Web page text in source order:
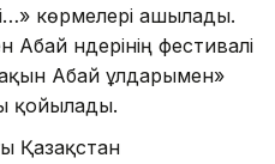
көрмелері ашылады.
әндерінің фестивалі
Абай ұлдарымен»
қойылады.
Қазақстан